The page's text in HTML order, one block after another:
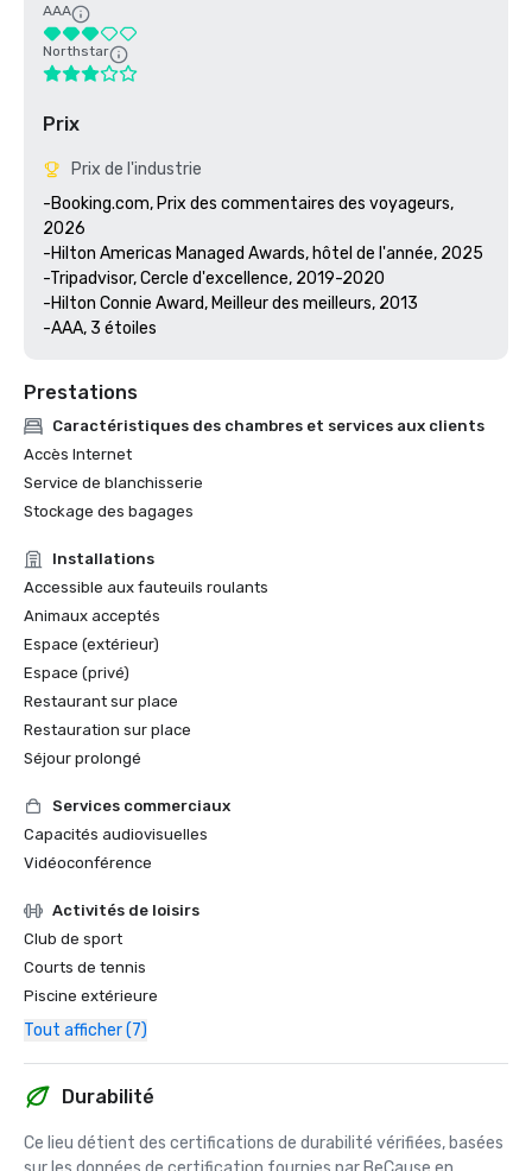
AAA
Northstar
Prix
Prix de l'industrie
-Booking.com, Prix des commentaires des voyageurs,
2026
-Hilton Americas Managed Awards, hôtel de l'année, 2025
-Tripadvisor, Cercle d'excellence, 2019-2020
-Hilton Connie Award, Meilleur des meilleurs, 2013
Prestations
Caractéristiques des chambres et services aux clients
Accès Internet
Service de blanchisserie
Stockage des bagages
Installations
Accessible aux fauteuils roulants
Animaux acceptés
Espace (extérieur)
Espace (privé)
Restaurant sur place
Restauration sur place
Séjour prolongé
Services commerciaux
Capacités audiovisuelles
Vidéoconférence
Activités de loisirs
Club de sport
Courts de tennis
Piscine extérieure
Tout afficher (7)
Durabilité
Ce lieu détient des certifications de durabilité vérifiées, basées